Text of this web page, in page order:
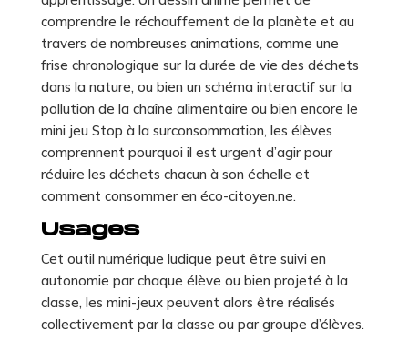
comprendre le réchauffement de la planète et au
travers de nombreuses animations, comme une
frise chronologique sur la durée de vie des déchets
dans la nature, ou bien un schéma interactif sur la
pollution de la chaîne alimentaire ou bien encore le
mini jeu Stop à la surconsommation, les élèves
comprennent pourquoi il est urgent d’agir pour
réduire les déchets chacun à son échelle et
comment consommer en éco-citoyen.ne.
Usages
Cet outil numérique ludique peut être suivi en
autonomie par chaque élève ou bien projeté à la
classe, les mini-jeux peuvent alors être réalisés
collectivement par la classe ou par groupe d’élèves.